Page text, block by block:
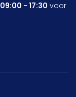
09:00 - 17:30 voor